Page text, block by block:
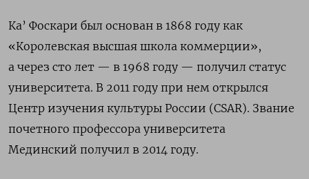
Ка’ Фоскари был основан в 1868 году как
«Королевская высшая школа коммерции»,
а через сто лет — в 1968 году — получил статус
университета. В 2011 году при нем открылся
Центр изучения культуры России (CSAR). Звание
почетного профессора университета
Мединский получил в 2014 году.